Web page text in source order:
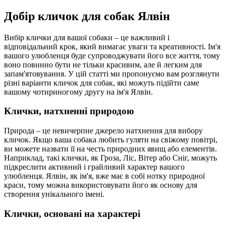
Добір кличок для собак Ялвін
Вибір клички для вашої собаки – це важливий і
відповідальний крок, який вимагає уваги та креативності. Ім'я
вашого улюбленця буде супроводжувати його все життя, тому
воно повинно бути не тільки красивим, але й легким для
запам'ятовування. У цій статті ми пропонуємо вам розглянути
різні варіанти кличок для собак, які можуть підійти саме
вашому чотириногому другу на ім'я Ялвін.
Клички, натхненні природою
Природа – це невичерпне джерело натхнення для вибору
кличок. Якщо ваша собака любить гуляти на свіжому повітрі,
ви можете назвати її на честь природних явищ або елементів.
Наприклад, такі клички, як Гроза, Ліс, Вітер або Сніг, можуть
підкреслити активний і грайливий характер вашого
улюбленця. Ялвін, як ім'я, вже має в собі нотку природної
краси, тому можна використовувати його як основу для
створення унікального імені.
Клички, основані на характері